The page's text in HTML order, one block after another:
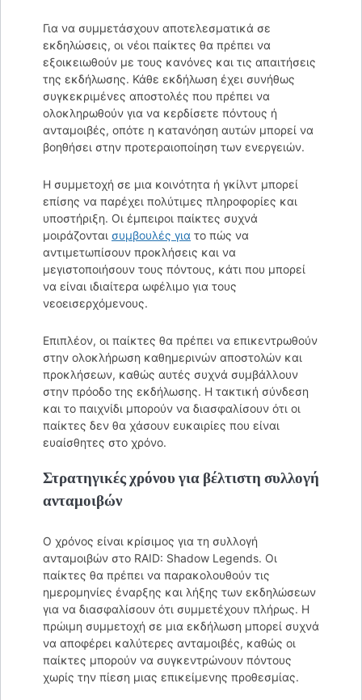
Για να συμμετάσχουν αποτελεσματικά σε
εκδηλώσεις, οι νέοι παίκτες θα πρέπει να
εξοικειωθούν με τους κανόνες και τις απαιτήσεις
της εκδήλωσης. Κάθε εκδήλωση έχει συνήθως
συγκεκριμένες αποστολές που πρέπει να
ολοκληρωθούν για να κερδίσετε πόντους ή
ανταμοιβές, οπότε η κατανόηση αυτών μπορεί να
βοηθήσει στην προτεραιοποίηση των ενεργειών.
Η συμμετοχή σε μια κοινότητα ή γκίλντ μπορεί
επίσης να παρέχει πολύτιμες πληροφορίες και
υποστήριξη. Οι έμπειροι παίκτες συχνά
μοιράζονται συμβουλές για το πώς να
αντιμετωπίσουν προκλήσεις και να
μεγιστοποιήσουν τους πόντους, κάτι που μπορεί
να είναι ιδιαίτερα ωφέλιμο για τους
νεοεισερχόμενους.
Επιπλέον, οι παίκτες θα πρέπει να επικεντρωθούν
στην ολοκλήρωση καθημερινών αποστολών και
προκλήσεων, καθώς αυτές συχνά συμβάλλουν
στην πρόοδο της εκδήλωσης. Η τακτική σύνδεση
και το παιχνίδι μπορούν να διασφαλίσουν ότι οι
παίκτες δεν θα χάσουν ευκαιρίες που είναι
ευαίσθητες στο χρόνο.
Στρατηγικές χρόνου για βέλτιστη συλλογή
ανταμοιβών
Ο χρόνος είναι κρίσιμος για τη συλλογή
ανταμοιβών στο RAID: Shadow Legends. Οι
παίκτες θα πρέπει να παρακολουθούν τις
ημερομηνίες έναρξης και λήξης των εκδηλώσεων
για να διασφαλίσουν ότι συμμετέχουν πλήρως. Η
πρώιμη συμμετοχή σε μια εκδήλωση μπορεί συχνά
να αποφέρει καλύτερες ανταμοιβές, καθώς οι
παίκτες μπορούν να συγκεντρώνουν πόντους
χωρίς την πίεση μιας επικείμενης προθεσμίας.